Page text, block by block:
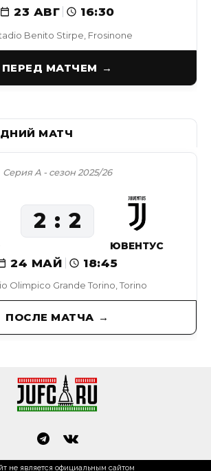
Benito Stirpe, Frosinone
23 АВГ 16:30
ПЕРЕД МАТЧЕМ
Olimpico Grande Torino, Torino
Серия А - сезон 2025/26
24 МАЙ 18:45
2 2
ЮВЕНТУС
ПОСЛЕ МАТЧА
не является официальным сайтом